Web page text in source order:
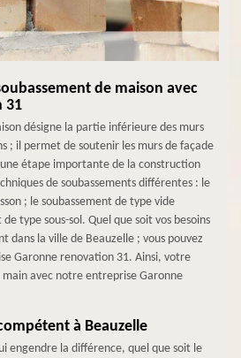
de maison avec
31
désigne la partie inférieure des murs
; il permet de soutenir les murs de façade
étape importante de la construction
de soubassements différentes : le
; le soubassement de type vide
type sous-sol. Quel que soit vos besoins
dans la ville de Beauzelle ; vous pouvez
Garonne renovation 31. Ainsi, votre
avec notre entreprise Garonne
à Beauzelle
engendre la différence, quel que soit le